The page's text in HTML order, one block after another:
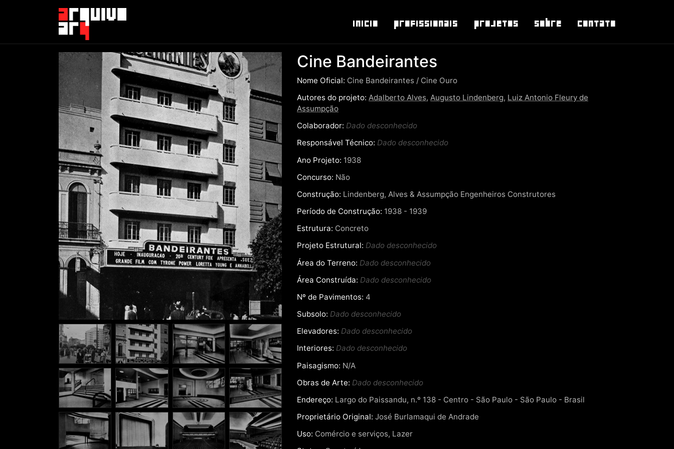
Inicio Profissionais Projetos Sobre Contato
Cine Bandeirantes
Nome Oficial: Cine Bandeirantes / Cine Ouro
Autores do projeto: Adalberto Alves, Augusto Lindenberg, Luiz Antonio Fleury de
Assumpção
Colaborador: Dado desconhecido
Responsável Técnico: Dado desconhecido
Ano Projeto: 1938
Concurso: Não
Construção: Lindenberg, Alves & Assumpção Engenheiros Construtores
Período de Construção: 1938 - 1939
Estrutura: Concreto
Projeto Estrutural: Dado desconhecido
Área do Terreno: Dado desconhecido
Área Construída: Dado desconhecido
Nº de Pavimentos: 4
Subsolo: Dado desconhecido
Elevadores: Dado desconhecido
Interiores: Dado desconhecido
Paisagismo: N/A
Obras de Arte: Dado desconhecido
Endereço: Largo do Paissandu, n.º 138 - Centro - São Paulo - São Paulo - Brasil
Proprietário Original: José Burlamaqui de Andrade
Uso: Comércio e serviços, Lazer